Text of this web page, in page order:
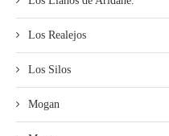
Los Realejos
Los Silos
Mogan